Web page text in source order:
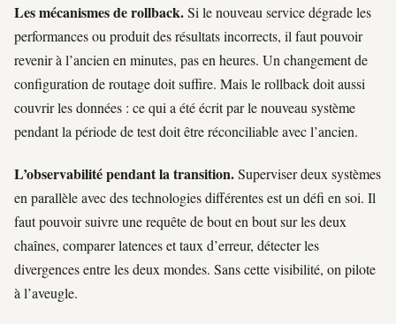
Les mécanismes de rollback.Si le nouveau service dégrade les
performances ou produit des résultats incorrects, il faut pouvoir
revenir à l’ancien en minutes, pas en heures. Un changement de
configuration de routage doit suffire. Mais le rollback doit aussi
couvrir les données : ce qui a été écrit par le nouveau système
pendant la période de test doit être réconciliable avec l’ancien.
L’observabilité pendant la transition.Superviser deux systèmes
en parallèle avec des technologies différentes est un défi en soi. Il
faut pouvoir suivre une requête de bout en bout sur les deux
chaînes, comparer latences et taux d’erreur, détecter les
divergences entre les deux mondes. Sans cette visibilité, on pilote
à l’aveugle.